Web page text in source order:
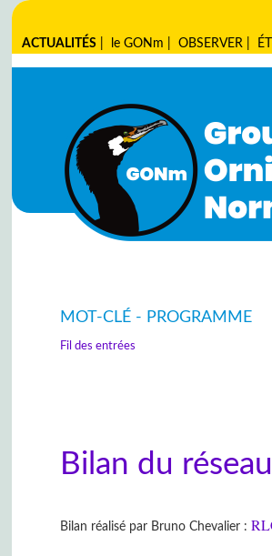
ACTUALITÉS le GONm |OBSERVER
MOT-CLÉ - PROGRAMME
Fil des entrées
Bilan du
Bilan réalisé par Bruno Chevalier :